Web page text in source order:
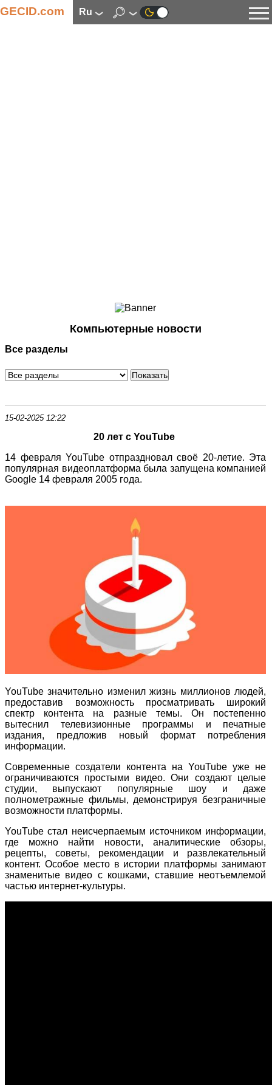
GECID.com ru
Смартфоны
Периферия
Программное обеспечение
Компьютерные новости
Все разделы
15-02-2025 12:22
20 лет с YouTube
14 февраля YouTube отпраздновал своё 20-летие. Эта
популярная видеоплатформа была запущена компанией
Google 14 февраля 2005 года.
YouTube значительно изменил жизнь миллионов людей,
предоставив возможность просматривать широкий
спектр контента на разные темы. Он постепенно
вытеснил телевизионные программы и печатные
издания, предложив новый формат потребления
информации.
Современные создатели контента на YouTube уже не
ограничиваются простыми видео. Они создают целые
студии, выпускают популярные шоу и даже
полнометражные фильмы, демонстрируя безграничные
возможности платформы.
YouTube стал неисчерпаемым источником информации,
где можно найти новости, аналитические обзоры,
рецепты, советы, рекомендации и развлекательный
контент. Особое место в истории платформы занимают
знаменитые видео с кошками, ставшие неотъемлемой
частью интернет-культуры.